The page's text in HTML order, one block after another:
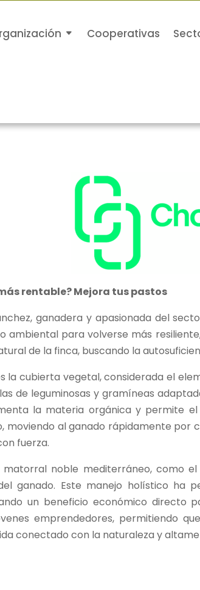
Cooperativas
rentable? Mejora tus pastos
ganadera y apasionada del
ambiental para volverse más
de la finca, buscando la
la cubierta vegetal, considerada el
de leguminosas y gramíneas
la materia orgánica y permite
moviendo al ganado rápidamente
fuerza.
noble mediterráneo, como
ganado. Este manejo holístico ha
un beneficio económico directo
emprendedores, permitiendo
conectado con la naturaleza y